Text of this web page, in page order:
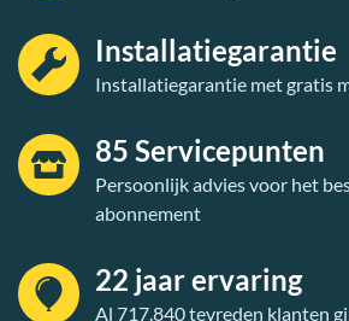
Installatiegarantie
Installatiegarantie met gratis
85 Servicepunten
Persoonlijk advies voor het
abonnement
22 jaar ervaring
Al 717.840 tevreden klanten